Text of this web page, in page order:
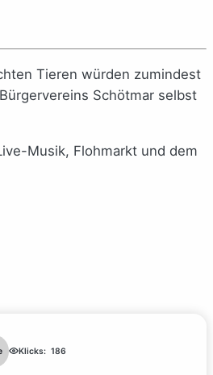
Tieren würden zumindest
Schötmar selbst
Musik, Flohmarkt und dem
Klicks: 186